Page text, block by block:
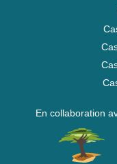
En collaboration